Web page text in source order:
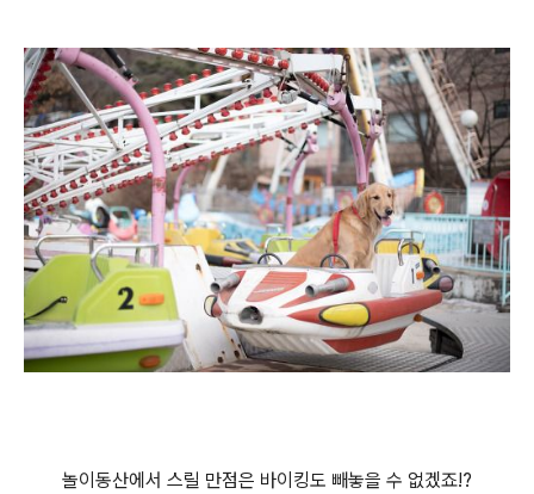
놀이동산에서 스릴 만점은 바이킹도 빼놓을 수 없겠죠!?